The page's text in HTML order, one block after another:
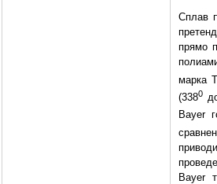
Сплав
прямо
марка
(3380
Bayer
Bayer